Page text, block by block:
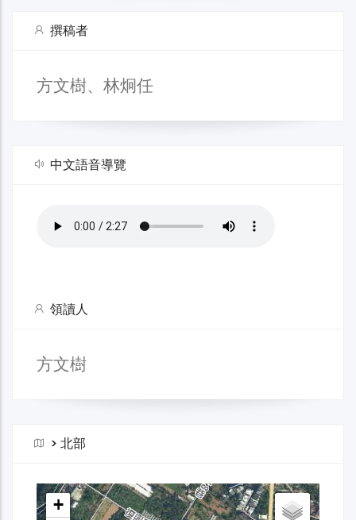
撰稿者
方文樹、林炯任
中文語音導覽
領讀人
方文樹
> 北部